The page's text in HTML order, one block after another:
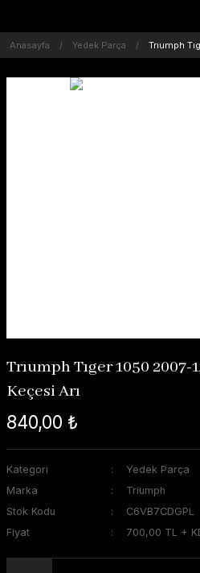
Anasayfa Yedek Parça Trıumph
Trıumph Tıger 1050
Keçesi Arı
840,00 ₺
Kategori
Yedek Parça
Marka
Triumph
Stok Kodu
C6VB7CDGPL
Fiyat
700,00 TL +